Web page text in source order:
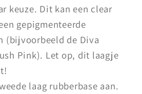
keuze. Dit kan een clear
gepigmenteerde
(bijvoorbeeld de Diva
Pink). Let op, dit laagje
laag rubberbase aan.